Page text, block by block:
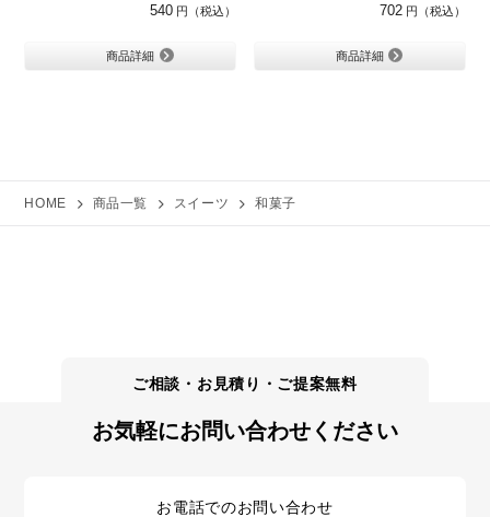
540
商品詳細
702
商品詳細
HOME 商品一覧 スイーツ 和菓子
お気軽にお問い合わせください
お電話でのお問い合わせ